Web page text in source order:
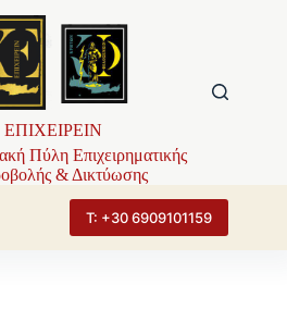
Πύλη Επιχειρηματικής
& Δικτύωσης
Τ: +30 6909101159